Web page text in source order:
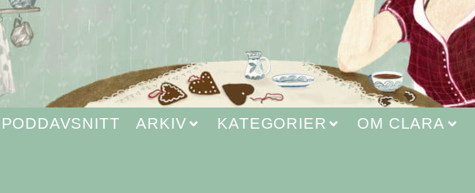
PODDAVSNITT ARKIV KATEGORIER OM CLARA